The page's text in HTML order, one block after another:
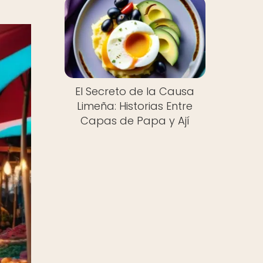
El Secreto de la Causa
Limeña: Historias Entre
Capas de Papa y Ají